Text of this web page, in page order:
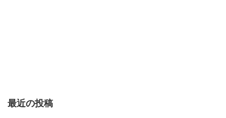
最近の投稿